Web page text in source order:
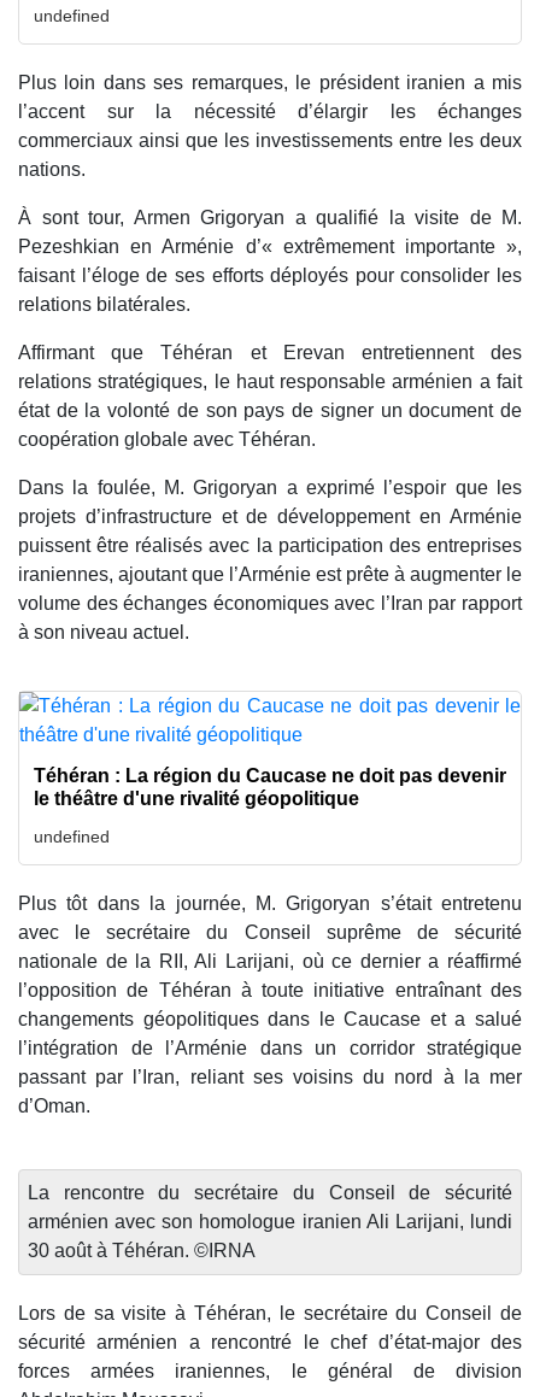
undefined
Plus loin dans ses remarques, le président iranien a mis
l’accent sur la nécessité d’élargir les échanges
commerciaux ainsi que les investissements entre les deux
nations.
À sont tour, Armen Grigoryan a qualifié la visite de M.
Pezeshkian en Arménie d’« extrêmement importante »,
faisant l’éloge de ses efforts déployés pour consolider les
relations bilatérales.
Affirmant que Téhéran et Erevan entretiennent des
relations stratégiques, le haut responsable arménien a fait
état de la volonté de son pays de signer un document de
coopération globale avec Téhéran.
Dans la foulée, M. Grigoryan a exprimé l’espoir que les
projets d’infrastructure et de développement en Arménie
puissent être réalisés avec la participation des entreprises
iraniennes, ajoutant que l’Arménie est prête à augmenter le
volume des échanges économiques avec l’Iran par rapport
à son niveau actuel.
Téhéran : La région du Caucase ne doit pas devenir
le théâtre d'une rivalité géopolitique
undefined
Plus tôt dans la journée, M. Grigoryan s’était entretenu
avec le secrétaire du Conseil suprême de sécurité
nationale de la RII, Ali Larijani, où ce dernier a réaffirmé
l’opposition de Téhéran à toute initiative entraînant des
changements géopolitiques dans le Caucase et a salué
l’intégration de l’Arménie dans un corridor stratégique
passant par l’Iran, reliant ses voisins du nord à la mer
d’Oman.
La rencontre du secrétaire du Conseil de sécurité
arménien avec son homologue iranien Ali Larijani, lundi
30 août à Téhéran. ©IRNA
Lors de sa visite à Téhéran, le secrétaire du Conseil de
sécurité arménien a rencontré le chef d’état-major des
forces armées iraniennes, le général de division